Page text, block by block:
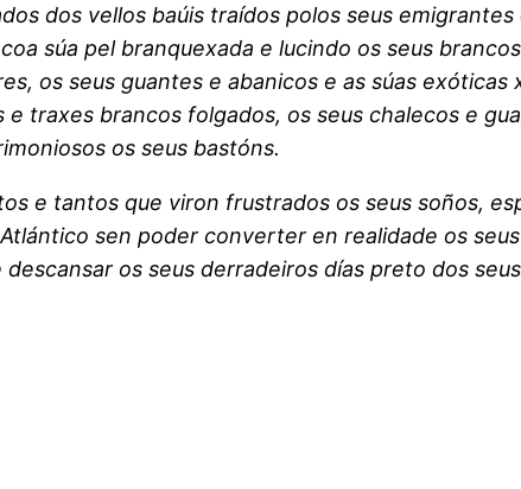
dos vellos baúis traídos polos seus
súa pel branquexada e lucindo os seus
os seus guantes e abanicos e as súas exóticas
traxes brancos folgados, os seus chalecos e
os seus bastóns.
e tantos que viron frustrados os seus soños,
sen poder converter en realidade os
os seus derradeiros días preto dos